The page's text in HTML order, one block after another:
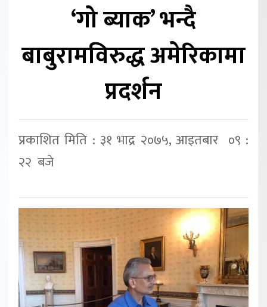
‘गो ब्याक’ भन्दै
बाबुरामविरुद्ध अमेरिकामा
प्रदर्शन
प्रकाशित मिति : ३१ भाद्र २०७५, आइतबार ०९ :
२२ बजे